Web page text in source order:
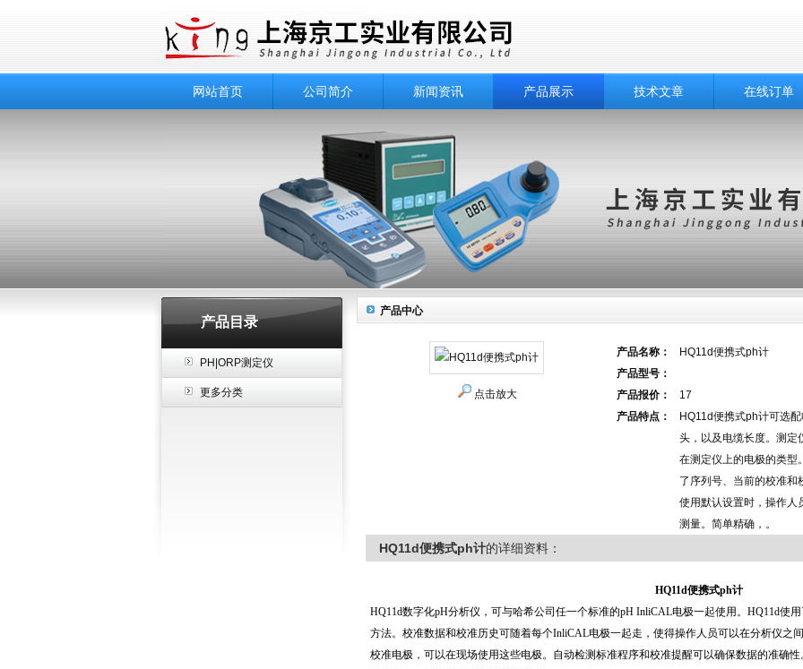
网站首页 公司简介 新闻资讯 产品展示 技术文章 在线订单
产品目录
PH|ORP测定仪
更多分类
产品中心
点击放大
产品名称：
HQ11d便携式ph计
产品型号：
产品报价：
17
产品特点：
HQ11d便携式ph计可选
头，以及电缆长度。测定
在测定仪上的电极的类型
了序列号、当前的校准和
使用默认设置时，操作人
测量。简单精确，。
HQ11d便携式ph计的详细资料：
HQ11d便携式ph计
HQ11d数字化pH分析仪，可与哈希公司任一个标准的pH InliCAL电极一起使用。HQ11d使
方法。校准数据和校准历史可随着每个InliCAL电极一起走，使得操作人员可以在分析仪之
校准电极，可以在现场使用这些电极。自动检测标准程序和校准提醒可以确保数据的准确